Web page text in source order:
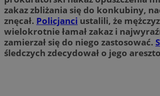
zakaz zbliżania się do konkubiny,
znęcał. Policjanci ustalili, że
wielokrotnie łamał zakaz i
zamierzał się do niego zastosować.
śledczych zdecydował o jego